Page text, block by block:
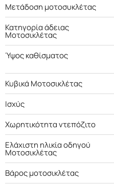
Μετάδοση μοτοσυκλέτας
Κατηγορία άδειας
Μοτοσικλέτας
Ύψος καθίσματος
Κυβικά Μοτοσικλέτας
Ισχύς
Χωρητικότητα ντεπόζιτο
Ελάχιστη ηλικία οδηγού
Μοτοσικλέτας
Βάρος μοτοσικλέτας